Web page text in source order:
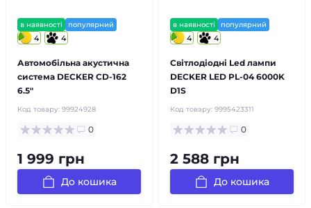
в наявності популярний
4 4
Автомобільна акустична
система DECKER CD-162
6.5″
Код товару: 99924928
0
1 999 грн
До кошика
в наявності популярний
4 4
Світлодіодні Led лампи
DECKER LED PL-04 6000K
D1S
Код товару: 9995423311
0
2 588 грн
До кошика